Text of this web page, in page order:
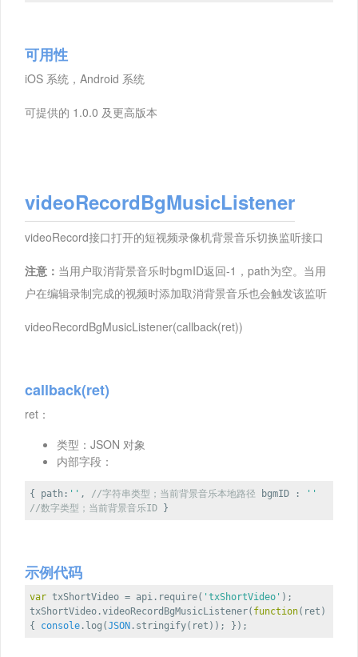
可用性
iOS 系统，Android 系统
可提供的 1.0.0 及更高版本
videoRecordBgMusicListener
videoRecord接口打开的短视频录像机背景音乐切换监听接口
注意： 当用户取消背景音乐时bgmID返回-1，path为空。当用
户在编辑录制完成的视频时添加取消背景音乐也会触发该监听
videoRecordBgMusicListener(callback(ret))
callback(ret)
ret：
类型：JSON 对象
内部字段：
{ path : '' , //字符串类型；当前背景音乐本地路径 bgmID :
''
//数字类型；当前背景音乐ID }
示例代码
var txShortVideo = api.require( 'txShortVideo' );
txShortVideo.videoRecordBgMusicListener( function( ret )
{ console .log(JSON .stringify(ret)); });